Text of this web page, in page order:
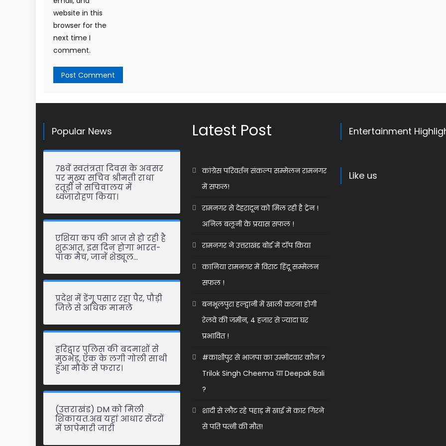
website in this
browser for the
next time I
comment.
Popular News
78वें स्वतंत्रता दिवस के अवसर
पर मुख्य सचिव श्रीमती राधा
रतूड़ी ने सचिवालय में
ध्वजारोहण किया।
एशिया कप की आज से हो रही है
शुरूआत, इस दिन होगा भारत-
पाक मैच, जानें शेड्यूल…
प्रदेश में डेंगू पसार रहा पैर, पौड़ी
जिले से अधिक मामले
हरिद्वार पुलिस की बदमाशों से
मुठभेड़, एक के लगी गोली साथी
हुआ मौके से फरार।
(उत्तराखंड) DM को मिली
शिकायत.अब यहां आधार सेंटरों
में छापेमारी जारी
Latest Post
कांग्रेस परिवर्तन संकल्प सम्मेलन रामनगर
में सफल!
रामनगर से देहरादून को मिल रही है ट्रेन !
अनिल बलूनी के प्रयास सफल !
रामनगर ने उत्तराखंड बोर्ड में टॉप किया
कानिया रामनगर में विराट हिंदू सम्मेलन
सफल !
बनभूलपुरा हल्द्वानी में खाली करना होगी
रेलवे की जमीन, 4 हजार से ज्यादा घर
प्रभावित !
#काशीपुर से भाजपा का उम्मीदवार कौन ?
Trilok Singh Cheema या Deepak Bali
?
शादी से लौट रहे पहाड़ में खाई में कार गिरने
से पति पत्नी की मौत!
Entertainment
Like us